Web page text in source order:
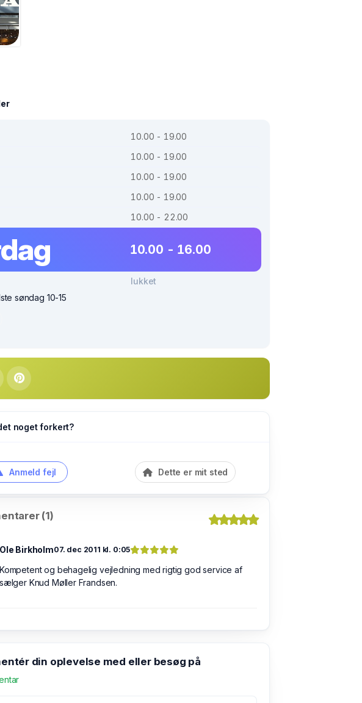
10.00 - 19.00
10.00 - 19.00
10.00 - 19.00
10.00 - 19.00
10.00 - 22.00
10.00 - 16.00
lukket
søndag 10-15
noget forkert?
Anmeld fejl Dette er mit sted
(1)
Ole Birkholm07. dec 2011 kl. 0:05
Kompetent og behagelig vejledning med rigtig god service af
sælger Knud Møller Frandsen.
din oplevelse med eller besøg på